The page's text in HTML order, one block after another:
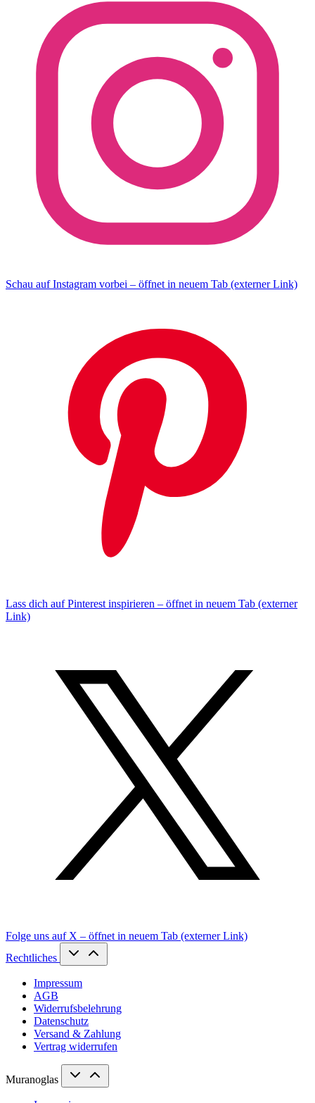
Schau auf Instagram vorbei – öffnet in neuem Tab (externer Link)
Lass dich auf Pinterest inspirieren – öffnet in neuem Tab (externer
Link)
Folge uns auf X – öffnet in neuem Tab (externer Link)
Rechtliches
Impressum
AGB
Widerrufsbelehrung
Datenschutz
Versand & Zahlung
Vertrag widerrufen
Muranoglas